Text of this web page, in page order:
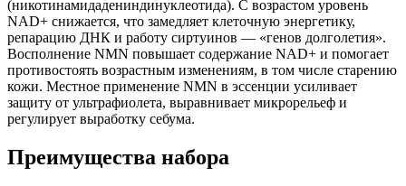
(никотинамидадениндинуклеотида). С возрастом уровень
NAD+ снижается, что замедляет клеточную энергетику,
репарацию ДНК и работу сиртуинов — «генов долголетия».
Восполнение NMN повышает содержание NAD+ и помогает
противостоять возрастным изменениям, в том числе старению
кожи. Местное применение NMN в эссенции усиливает
защиту от ультрафиолета, выравнивает микрорельеф и
регулирует выработку себума.
Преимущества набора